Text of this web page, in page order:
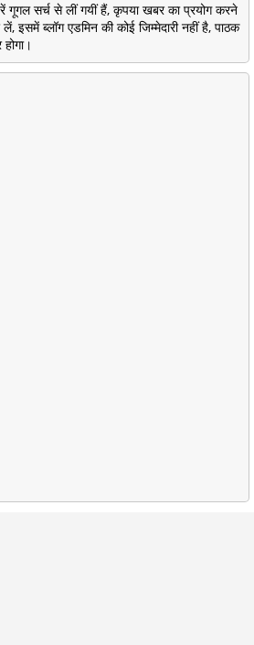
सर्च से लीं गयीं हैं, कृपया खबर का प्रयोग करने
इसमें ब्लॉग एडमिन की कोई जिम्मेदारी नहीं है, पाठक